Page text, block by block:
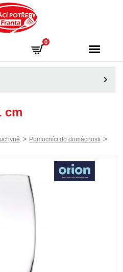
- Příbram
0
cm
> Pomocníci do domácnosti >